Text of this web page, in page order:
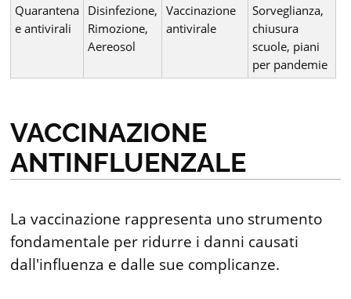
Quarantena
e antivirali
Disinfezione,
Rimozione,
Aereosol
Vaccinazione
antivirale
Sorveglianza,
chiusura
scuole, piani
per pandemie
VACCINAZIONE
ANTINFLUENZALE
La vaccinazione rappresenta uno strumento
fondamentale per ridurre i danni causati
dall'influenza e dalle sue complicanze.